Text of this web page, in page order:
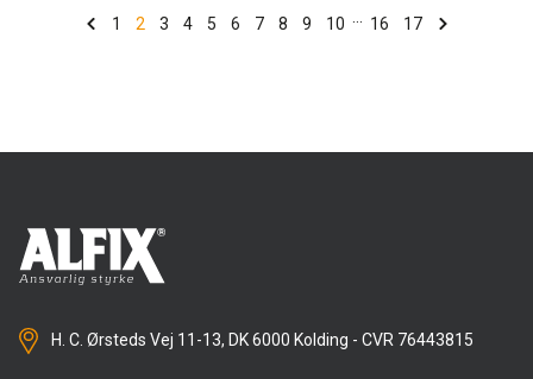
1 2 3 4 5 6 7 8 9 10 16 17
H. C. Ørsteds Vej 11-13, DK 6000 Kolding - CVR 76443815